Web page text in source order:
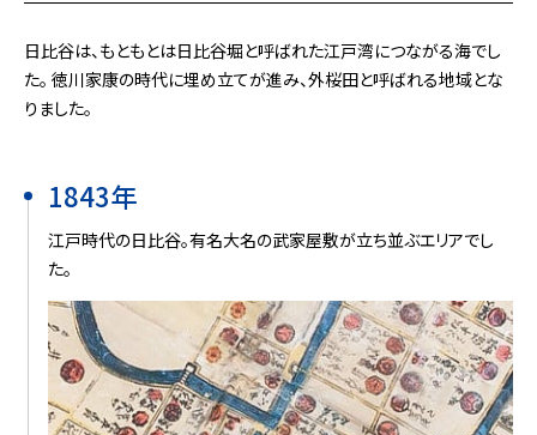
日比谷は、もともとは日比谷堀と呼ばれた江戸湾につながる海でし
た。 徳川家康の時代に埋め立てが進み、外桜田と呼ばれる地域とな
りました。
1843年
江戸時代の日比谷。有名大名の武家屋敷が立ち並ぶエリアでし
た。